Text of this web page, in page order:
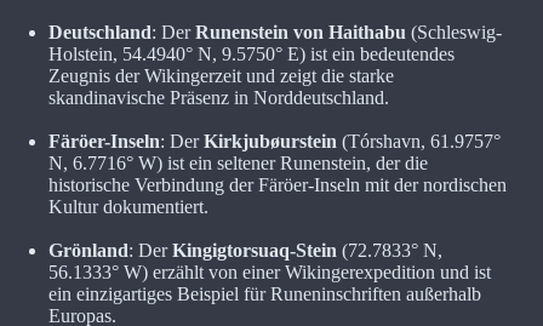
Deutschland: DerRunenstein von Haithabu (Schleswig-
Holstein, 54.4940° N, 9.5750° E) ist ein bedeutendes
Zeugnis der Wikingerzeit und zeigt die starke
skandinavische Präsenz in Norddeutschland.
Färöer-Inseln: DerKirkjubøurstein (Tórshavn, 61.9757°
N, 6.7716° W) ist ein seltener Runenstein, der die
historische Verbindung der Färöer-Inseln mit der nordischen
Kultur dokumentiert.
Grönland: DerKingigtorsuaq-Stein (72.7833° N,
56.1333° W) erzählt von einer Wikingerexpedition und ist
ein einzigartiges Beispiel für Runeninschriften außerhalb
Europas.